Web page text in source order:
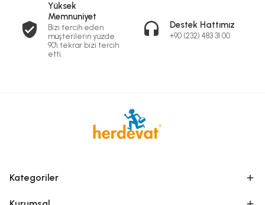
Yüksek
Memnuniyet
Bizi tercih eden
müşterilerin yüzde
90'ı tekrar bizi tercih
etti.
Destek Hattımız
+90 (232) 483 31 00
Kategoriler